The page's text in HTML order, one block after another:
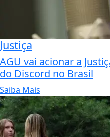
Justiça
AGU vai acionar a
do Discord no Brasil
Saiba Mais